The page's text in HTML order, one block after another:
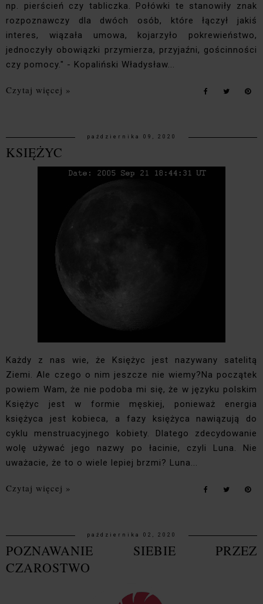
np. pierścień czy tabliczka. Połówki te stanowiły znak
rozpoznawczy dla dwóch osób, które łączył jakiś
interes, wiązała umowa, kojarzyło pokrewieństwo,
jednoczyły obowiązki przymierza, przyjaźni, gościnności
czy pomocy." - Kopaliński Władysław...
Czytaj więcej »
października 09, 2020
KSIĘŻYC
Każdy z nas wie, że Księżyc jest nazywany satelitą
Ziemi. Ale czego o nim jeszcze nie wiemy?Na początek
powiem Wam, że nie podoba mi się, że w języku polskim
Księżyc jest w formie męskiej, ponieważ energia
księżyca jest kobieca, a fazy księżyca nawiązują do
cyklu menstruacyjnego kobiety. Dlatego zdecydowanie
wolę używać jego nazwy po łacinie, czyli Luna. Nie
uważacie, że to o wiele lepiej brzmi? Luna...
Czytaj więcej »
października 02, 2020
POZNAWANIE SIEBIE PRZEZ
CZAROSTWO